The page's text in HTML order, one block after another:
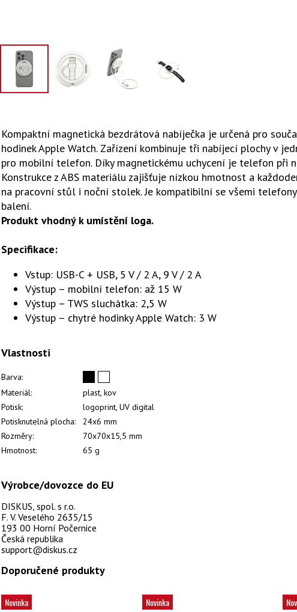
Kompaktní magnetická bezdrátová nabíječka je určená pro
hodinek Apple Watch. Zařízení kombinuje tři nabíjecí plochy v
pro mobilní telefon. Díky magnetickému uchycení je telefon při
Konstrukce z ABS materiálu zajišťuje nízkou hmotnost a
na pracovní stůl i noční stolek. Je kompatibilní se všemi
balení.
Produkt vhodný k umístění loga.
Specifikace:
Vstup: USB-C + USB, 5 V / 2 A, 9 V / 2 A
Výstup – mobilní telefon: až 15 W
Výstup – TWS sluchátka: 2,5 W
Výstup – chytré hodinky Apple Watch: 3 W
Vlastnosti
Barva:
Materiál:
plast, kov
Potisk:
logoprint, UV digital
Potisknutelná plocha:
24x6 mm
Rozměry:
70x70x15,5 mm
Hmotnost:
65 g
Výrobce/dovozce do EU
DISKUS, spol. s r.o.
F. V. Veselého 2635/15
193 00 Horní Počernice
Česká republika
support@diskus.cz
Doporučené produkty
Novinka Novinka